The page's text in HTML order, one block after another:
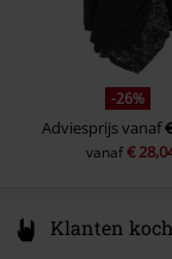
-26%
Adviesprijsvanaf
vanaf€
Klanten